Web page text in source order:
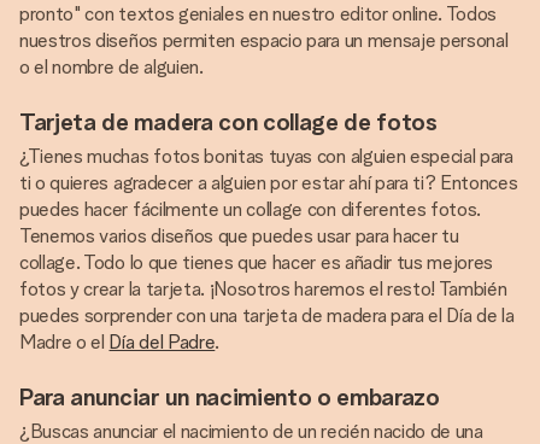
pronto" con textos geniales en nuestro editor online. Todos
nuestros diseños permiten espacio para un mensaje personal
o el nombre de alguien.
Tarjeta de madera con collage de fotos
¿Tienes muchas fotos bonitas tuyas con alguien especial para
ti o quieres agradecer a alguien por estar ahí para ti? Entonces
puedes hacer fácilmente un collage con diferentes fotos.
Tenemos varios diseños que puedes usar para hacer tu
collage. Todo lo que tienes que hacer es añadir tus mejores
fotos y crear la tarjeta. ¡Nosotros haremos el resto! También
puedes sorprender con una tarjeta de madera para el Día de la
Madre o el Día del Padre.
Para anunciar un nacimiento o embarazo
¿Buscas anunciar el nacimiento de un recién nacido de una